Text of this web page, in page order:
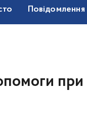
Повідомлення
при